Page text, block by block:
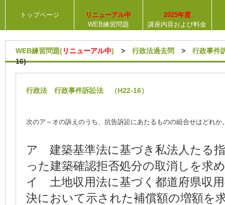
トップページ
リニューアル中
WEB練習問題
2025年度
講座内容および料金
WEB練習問題(リニューアル中) > 行政法過去問 > 行政事件
16)
行政法 行政事件訴訟法 （H22-16）
次のア～オの訴えのうち、抗告訴訟にあたるものの組合せはどれか
ア 建築基準法に基づき私法人たる
った建築確認拒否処分の取消しを求
イ 土地収用法に基づく都道府県収
決において示された補償額の増額を